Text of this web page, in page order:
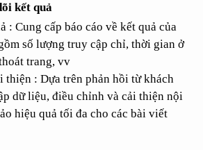
kết quả
: Cung cấp báo cáo về kết quả của
số lượng truy cập chỉ, thời gian ở
trang, vv
thiện : Dựa trên phản hồi từ khách
dữ liệu, điều chỉnh và cải thiện nội
hiệu quả tối đa cho các bài viết